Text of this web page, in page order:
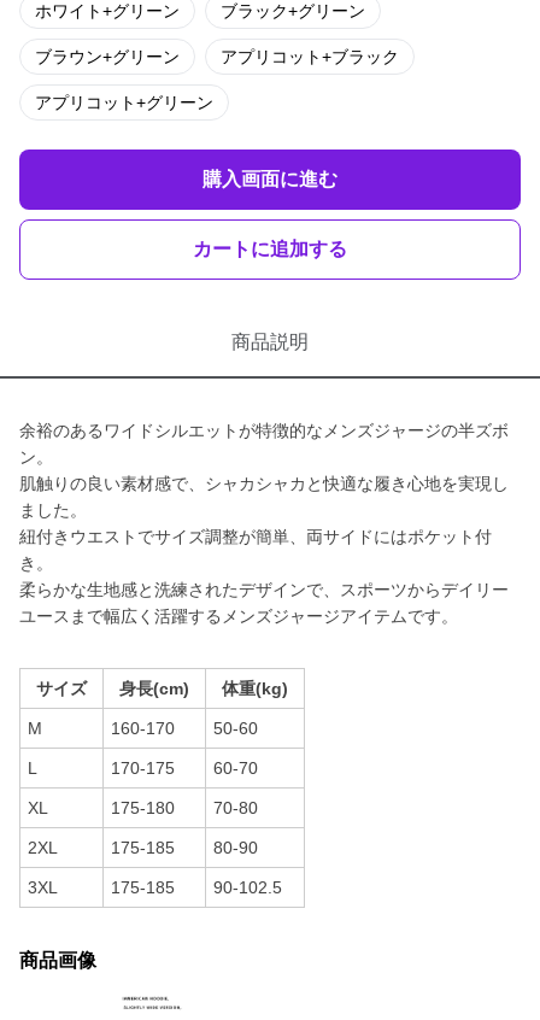
ホワイト+グリーン ブラック+グリーン
ブラウン+グリーン アプリコット+ブラック
アプリコット+グリーン
購入画面に進む
カートに追加する
商品説明
余裕のあるワイドシルエットが特徴的なメンズジャージの半ズボ
ン。
肌触りの良い素材感で、シャカシャカと快適な履き心地を実現し
ました。
紐付きウエストでサイズ調整が簡単、両サイドにはポケット付
き。
柔らかな生地感と洗練されたデザインで、スポーツからデイリー
ユースまで幅広く活躍するメンズジャージアイテムです。
サイズ 身長(cm) 体重(kg)
M 160-170 50-60
L 170-175 60-70
XL 175-180 70-80
2XL 175-185 80-90
3XL 175-185 90-102.5
商品画像